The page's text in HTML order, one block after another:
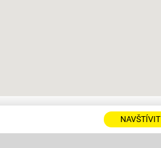
NAVŠTÍVIT